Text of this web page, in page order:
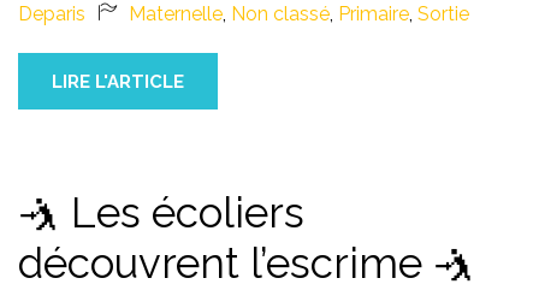
Deparis Maternelle, Non classé, Primaire, Sortie
LIRE L'ARTICLE
🤺 Les écoliers
découvrent l’escrime 🤺